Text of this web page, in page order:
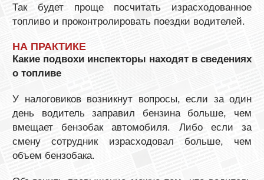
Так будет проще посчитать израсходованное
топливо и проконтролировать поездки водителей.
НА ПРАКТИКЕ
Какие подвохи инспекторы находят в сведениях
о топливе
У налоговиков возникнут вопросы, если за один
день водитель заправил бензина больше, чем
вмещает бензобак автомобиля. Либо если за
смену сотрудник израсходовал больше, чем
объем бензобака.